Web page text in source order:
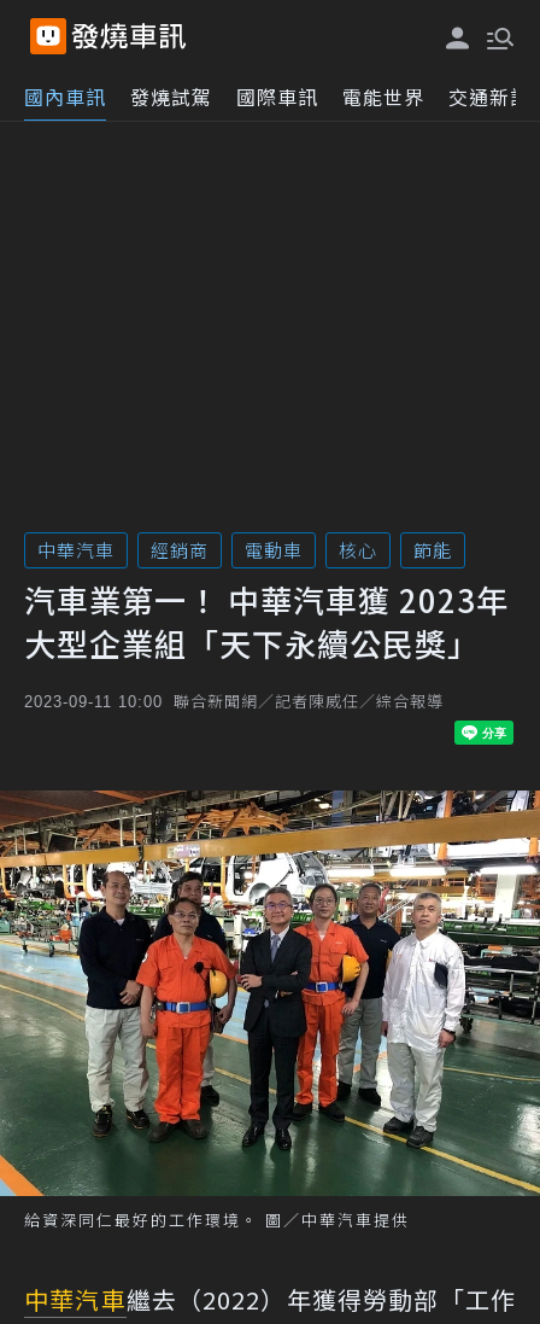
國內車訊 發燒試駕 國際車訊 電能世界 交通新訊
中華汽車 經銷商 電動車 核心 節能
汽車業第一！ 中華汽車獲 2023年
大型企業組「天下永續公民獎」
2023-09-11 10:00 聯合新聞網／記者陳威任／綜合報導
給資深同仁最好的工作環境。 圖／中華汽車提供
中華汽車繼去（2022）年獲得勞動部「工作